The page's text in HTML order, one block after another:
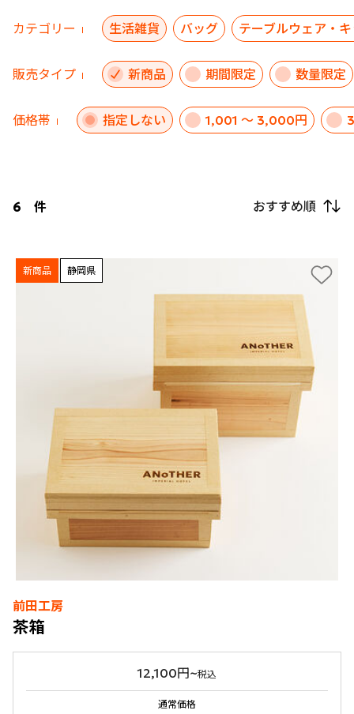
カテゴリー 生活雑貨 バッグ テーブルウェア・
販売タイプ 新商品 期間限定 数量限定
価格帯 指定しない 1,001 ～ 3,000円
6 件 おすすめ順
新商品 静岡県
前田工房
茶箱
12,100円~税込
通常価格